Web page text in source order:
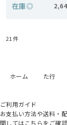
在庫◎
21 件
ホーム た行
ご利用ガイド
お支払い方法や送料・
関してはこちらをご確認